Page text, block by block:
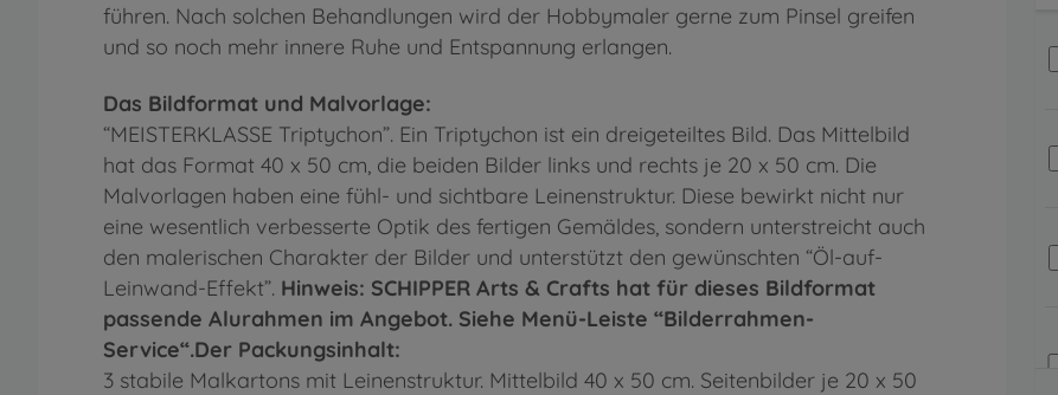
führen. Nach solchen Behandlungen wird der Hobbymaler gerne zum Pinsel greifen
und so noch mehr innere Ruhe und Entspannung erlangen.
Das Bildformat und Malvorlage:
“MEISTERKLASSE Triptychon”. Ein Triptychon ist ein dreigeteiltes Bild. Das Mittelbild
hat das Format 40 x 50 cm, die beiden Bilder links und rechts je 20 x 50 cm. Die
Malvorlagen haben eine fühl- und sichtbare Leinenstruktur. Diese bewirkt nicht nur
eine wesentlich verbesserte Optik des fertigen Gemäldes, sondern unterstreicht auch
den malerischen Charakter der Bilder und unterstützt den gewünschten “Öl-auf-
Leinwand-Effekt”. Hinweis: SCHIPPER Arts & Crafts hat für dieses Bildformat
passende Alurahmen im Angebot. Siehe Menü-Leiste “Bilderrahmen-
Service“.Der Packungsinhalt:
3 stabile Malkartons mit Leinenstruktur. Mittelbild 40 x 50 cm. Seitenbilder je 20 x 50